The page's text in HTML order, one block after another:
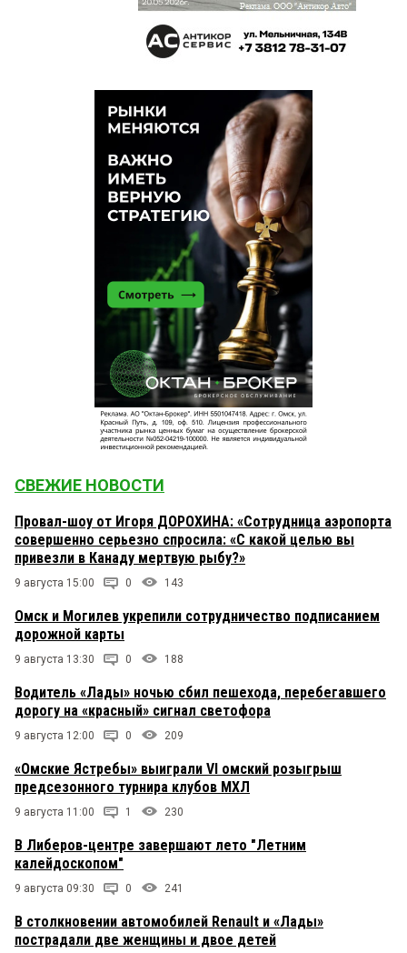
СВЕЖИЕ НОВОСТИ
Провал-шоу от Игоря ДОРОХИНА: «Сотрудница аэропорта
совершенно серьезно спросила: «С какой целью вы
привезли в Канаду мертвую рыбу?»
9 августа 15:00 0 143
Омск и Могилев укрепили сотрудничество подписанием
дорожной карты
9 августа 13:30 0 188
Водитель «Лады» ночью сбил пешехода, перебегавшего
дорогу на «красный» сигнал светофора
9 августа 12:00 0 209
«Омские Ястребы» выиграли VI омский розыгрыш
предсезонного турнира клубов МХЛ
9 августа 11:00 1 230
В Либеров-центре завершают лето "Летним
калейдоскопом"
9 августа 09:30 0 241
В столкновении автомобилей Renault и «Лады»
пострадали две женщины и двое детей